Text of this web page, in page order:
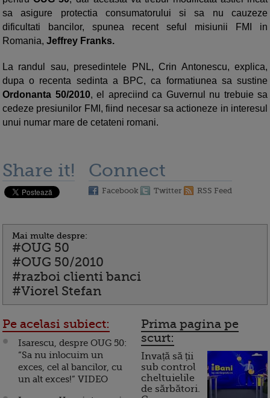
sa asigure protectia consumatorului si sa nu cauzeze
dificultati bancilor, spunea recent seful misiunii FMI in
Romania, Jeffrey Franks.
La randul sau, presedintele PNL, Crin Antonescu, explica,
dupa o recenta sedinta a BPC, ca formatiunea sa sustine
Ordonanta 50/2010, el apreciind ca Guvernul nu trebuie sa
cedeze presiunilor FMI, fiind necesar sa actioneze in interesul
unui numar mare de cetateni romani.
Share it! Connect
Facebook Twitter RSS Feed
Mai multe despre:
#OUG 50
#OUG 50/2010
#razboi clienti banci
#Viorel Stefan
Pe acelasi subiect:
Isarescu, despre OUG 50:
“Sa nu inlocuim un
exces, cel al bancilor, cu
un alt exces!” VIDEO
Prima pagina pe
scurt:
Invață să ții
sub control
cheltuielile
de sărbători.